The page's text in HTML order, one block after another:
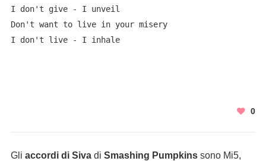
I don't give - I unveil
Don't want to live in your misery
I don't live - I inhale
0
Gli accordi di Sivadi Smashing Pumpkinssono Mi5,